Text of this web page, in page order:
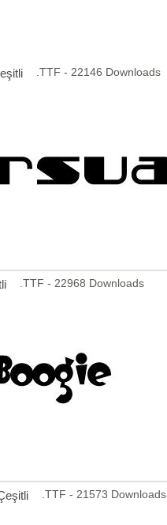
.TTF - 22146 Downloads
.TTF - 22968 Downloads
.TTF - 21573 Downloads